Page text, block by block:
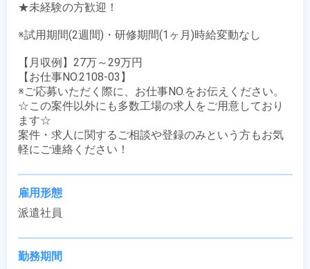
★未経験の方歓迎！
※試用期間(2週間)・研修期間(1ヶ月)時給変動なし
【月収例】27万～29万円
【お仕事NO.2108-03】
※ご応募いただく際に、お仕事NO.をお伝えください。
☆この案件以外にも多数工場の求人をご用意しており
ます☆
案件・求人に関するご相談や登録のみという方もお気
軽にご連絡ください！
雇用形態
派遣社員
勤務期間